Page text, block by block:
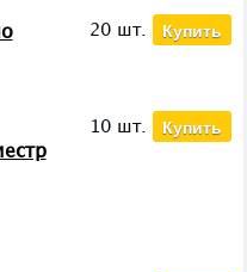
20 шт. Купить
10 шт. Купить